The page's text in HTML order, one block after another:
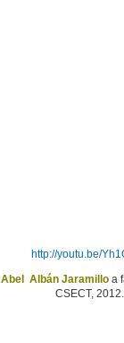
http://youtu.be/
Abel Albán Jaramilloa
CSECT,